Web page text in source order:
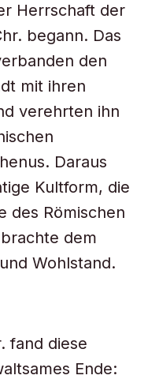
Herrschaft der
begann. Das
den
mit ihren
verehrten ihn
Daraus
Kultform, die
des Römischen
dem
Wohlstand.
fand diese
Ende: